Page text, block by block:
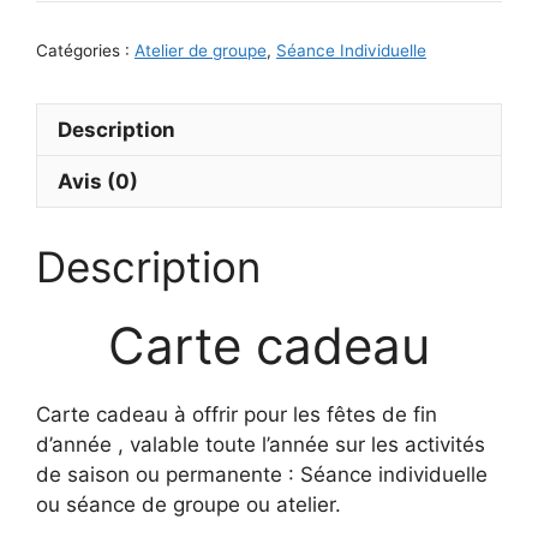
Catégories : Atelier de groupe, Séance Individuelle
Description
Avis (0)
Description
Carte cadeau
Carte cadeau à offrir pour les fêtes de fin
d’année , valable toute l’année sur les activités
de saison ou permanente : Séance individuelle
ou séance de groupe ou atelier.